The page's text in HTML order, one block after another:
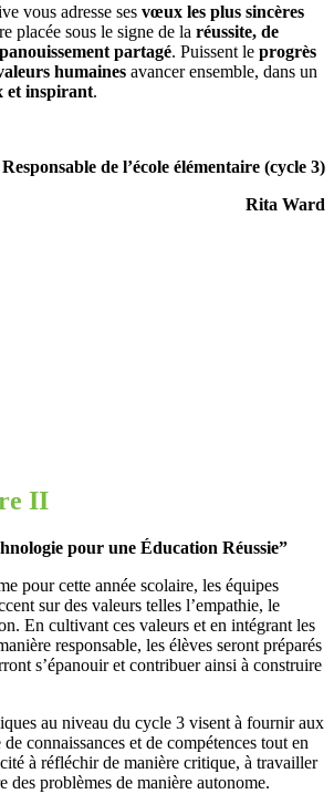
vous adresse ses vœux les plus sincères
placée sous le signe de la réussite, de
partagé. Puissent le progrès
humaines avancer ensemble, dans un
et inspirant.
Responsable de l’école élémentaire (cycle 3)
Rita Ward
II
pour une Éducation Réussie”
pour cette année scolaire, les équipes
sur des valeurs telles l’empathie, le
En cultivant ces valeurs et en intégrant les
responsable, les élèves seront préparés
s’épanouir et contribuer ainsi à construire
au niveau du cycle 3 visent à fournir aux
connaissances et de compétences tout en
à réfléchir de manière critique, à travailler
des problèmes de manière autonome.